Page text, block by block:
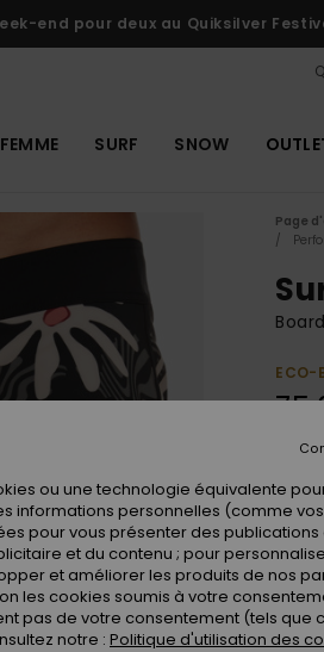
end pour deux au Quiksilver
FEMME SURF SNOW
Page
ECO-
ou une technologie équivalente
informations personnelles (comme
pour vous présenter des publications
et du contenu ; pour
et améliorer les produits de nos
les cookies soumis à votre
pas de votre consentement (tels que
notre : Politique d'utilisation des